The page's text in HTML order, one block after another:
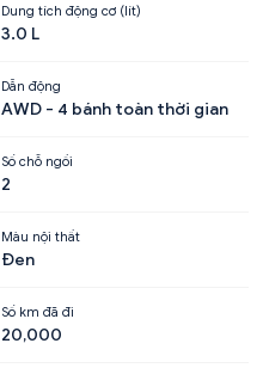
Dung tích động cơ (lít)
3.0 L
Dẫn động
AWD - 4 bánh toàn thời gian
Số chỗ ngồi
2
Màu nội thất
Đen
Số km đã đi
20,000